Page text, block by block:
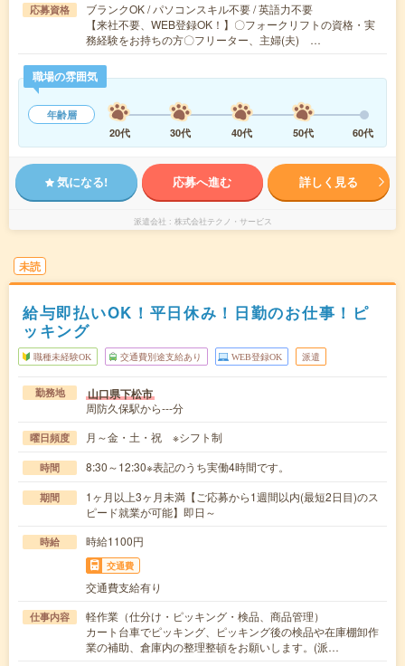
応募資格
ブランクOK / パソコンスキル不要 / 英語力不要
【来社不要、WEB登録OK！】〇フォークリフトの資格・実
務経験をお持ちの方〇フリーター、主婦(夫) …
職場の雰囲気
年齢層
20代
30代 40代 50代 60代
気になる! 応募へ進む 詳しく見る
派遣会社 株式会社テクノ・サービス
未読
給与即払いOK！平日休み！日勤のお仕事！ピ
ッキング
職種未経験OK 交通費別途支給あり WEB登録OK 派遣
勤務地 山口県下松市
周防久保駅から---分
曜日頻度 月～金・土・祝 ※シフト制
時間 8:30～12:30※表記のうち実働4時間です。
期間
1ヶ月以上3ヶ月未満【ご応募から1週間以内(最短2日目)のス
ピード就業が可能】即日～
時給 時給1100円
交通費
交通費支給有り
仕事内容
軽作業（仕分け・ピッキング・検品、商品管理）
カート台車でピッキング、ピッキング後の検品や在庫棚卸作
業の補助、倉庫内の整理整頓をお願いします。(派…